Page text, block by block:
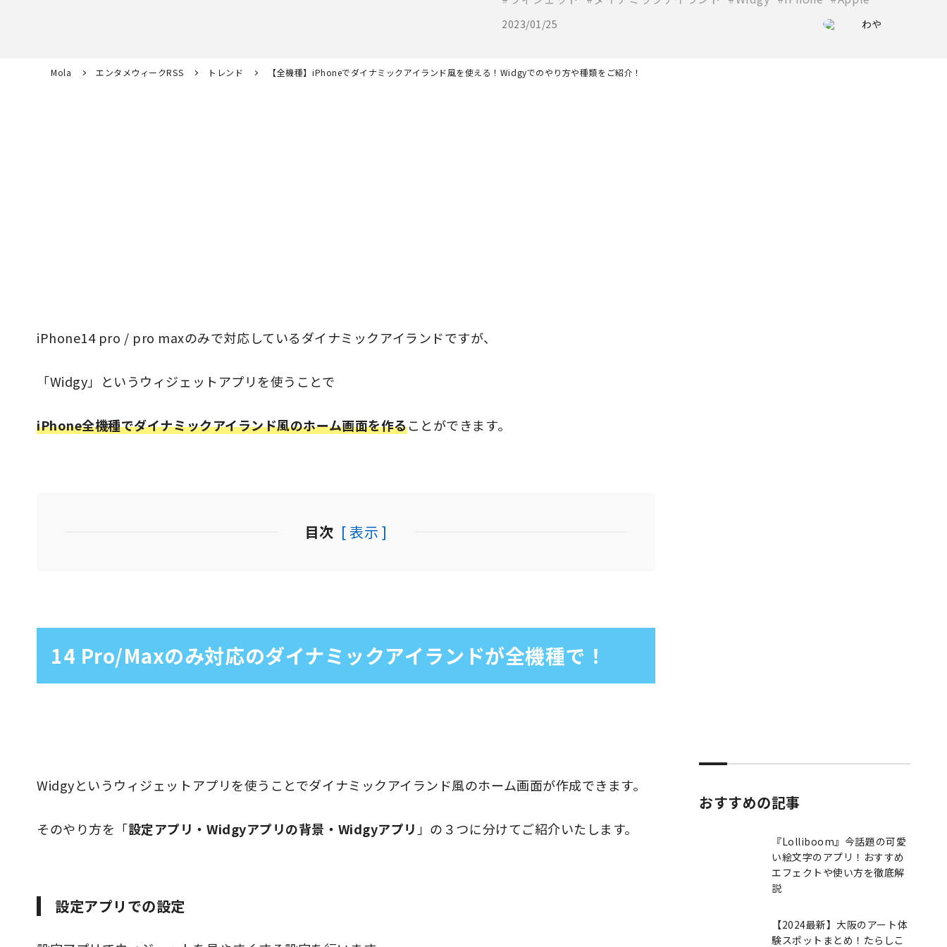
2023/01/25 わや
Mola エンタメウィークRSS トレンド 【全機種】iPhoneでダイナミックアイランド風を使える！Widgyでのやり方や種類をご紹介！
iPhone14 pro / pro maxのみで対応しているダイナミックアイランドですが、
「Widgy」というウィジェットアプリを使うことで
iPhone全機種でダイナミックアイランド風のホーム画面を作ることができます。
目次 [ 表示 ]
14 Pro/Maxのみ対応のダイナミックアイランドが全機種で！
Widgyというウィジェットアプリを使うことでダイナミックアイランド風のホーム画面が作成できます。
そのやり方を「設定アプリ・Widgyアプリの背景・Widgyアプリ 」の３つに分けてご紹介いたします。
設定アプリでの設定
おすすめの記事
『Lolliboom』今話題の可愛
い絵文字のアプリ！おすすめ
エフェクトや使い方を徹底解
説
【2024最新】大阪のアート体
験スポットまとめ！たらしこ